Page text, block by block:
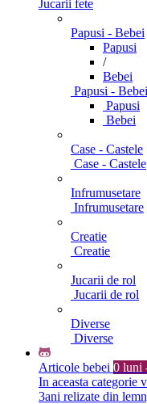
Jucarii fete
Papusi - Bebei
Papusi
/
Bebei
Papusi - Bebei
Papusi
Bebei
Case - Castele
Case - Castele
Infrumusetare
Infrumusetare
Creatie
Creatie
Jucarii de rol
Jucarii de rol
Diverse
Diverse
Articole bebei 0 luni
In aceasta categorie
3ani relizate din